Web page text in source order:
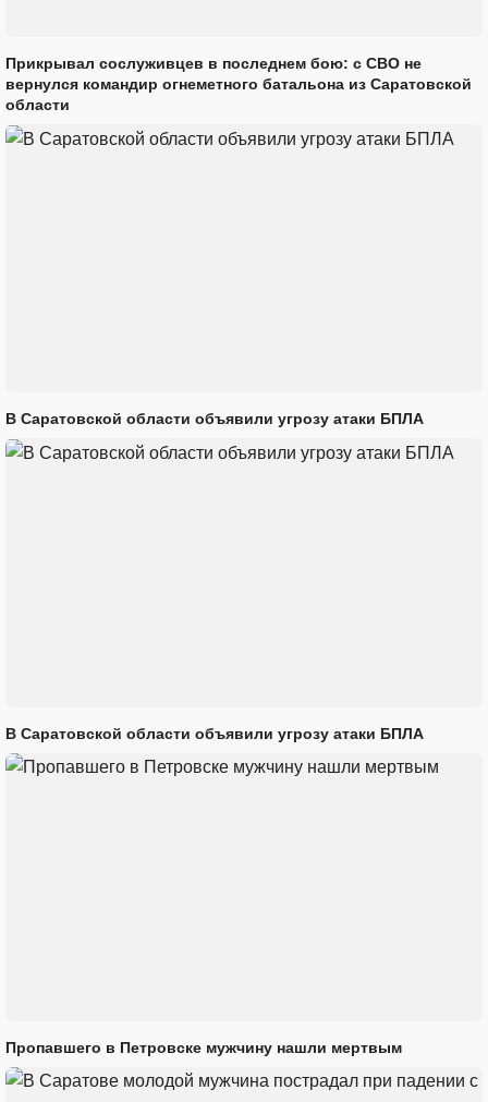
Прикрывал сослуживцев в последнем бою: с СВО не
вернулся командир огнеметного батальона из Саратовской
области
В Саратовской области объявили угрозу атаки БПЛА
В Саратовской области объявили угрозу атаки БПЛА
Пропавшего в Петровске мужчину нашли мертвым